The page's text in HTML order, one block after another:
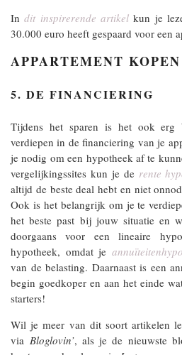
Indit inspirerende artikel kun je
30.000 euro heeft gespaard voor een
APPARTEMENT
5. DE FINANCIERING
Tijdens het sparen is het ook
verdiepen in de financiering van je
je nodig om een hypotheek af te
vergelijkingssites kun je de rente
altijd de beste deal hebt en niet
Ook is het belangrijk om je te
het beste past bij jouw situatie en
doorgaans voor een lineaire
hypotheek, omdat je
van de belasting. Daarnaast is een
begin goedkoper en aan het einde
starters!
Wil je meer van dit soort artikelen
via Bloglovin’, als je de nieuwste